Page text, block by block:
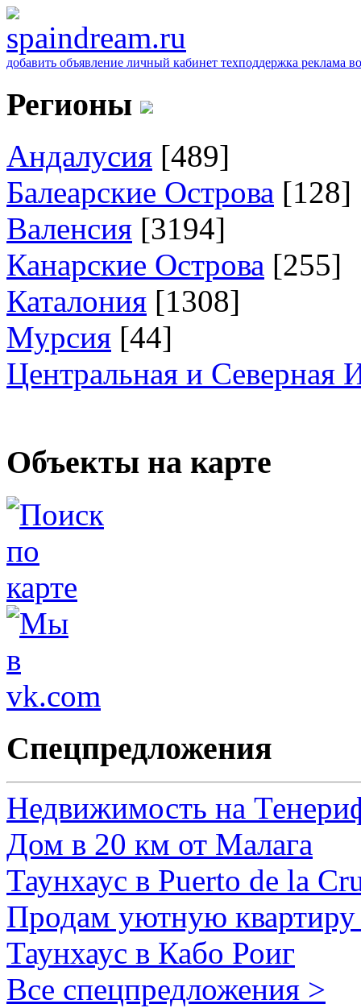
добавить объявление личный кабинет техподдержка реклама
Регионы
Андалусия [489]
Балеарские Острова [128]
Валенсия [3194]
Канарские Острова [255]
Каталония [1308]
Мурсия [44]
Центральная и Северная
Объекты на карте
Спецпредложения
Недвижимость на
Дом в 20 км от Малага
Таунхаус в Puerto de la
Продам уютную
Таунхаус в Кабо Роиг
Все спецпредложения >